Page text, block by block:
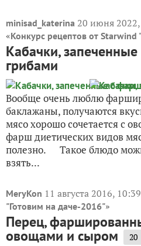
minisad_katerina 20 июня
«Конкурс рецептов от
Кабачки,
грибами
Вообще очень люблю
баклажаны, получаются
мясо хорошо сочетается с
фарш диетических видов
полезно. Такое блюдо
взять...
MeryKon 11 августа 2016, 10:39
"Готовим на даче-2016"»
Перец,
овощами и сыром 20